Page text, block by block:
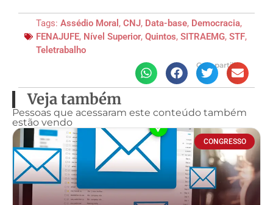
Tags: Assédio Moral , CNJ, Data-base, Democracia,
FENAJUFE, Nível Superior, Quintos, SITRAEMG, STF,
Teletrabalho
Compartilhe
Veja também
Pessoas que acessaram este conteúdo também
estão vendo
CONGRESSO